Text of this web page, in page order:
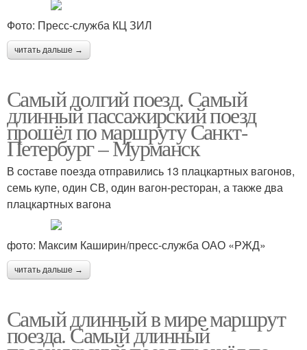
Фото: Пресс-служба КЦ ЗИЛ
читать дальше →
Самый долгий поезд. Самый
длинный пассажирский поезд
прошёл по маршруту Санкт-
Петербург – Мурманск
В составе поезда отправились 13 плацкартных вагонов,
семь купе, один СВ, один вагон-ресторан, а также два
плацкартных вагона
фото: Максим Каширин/пресс-служба ОАО «РЖД»
читать дальше →
Самый длинный в мире маршрут
поезда. Самый длинный